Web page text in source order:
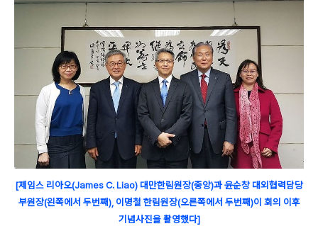
[제임스 리아오(James C. Liao) 대만한림원장(중앙)과 윤순창 대외협력담당
부원장(왼쪽에서 두번째), 이명철 한림원장(오른쪽에서 두번째)이 회의 이후
기념사진을 촬영했다]